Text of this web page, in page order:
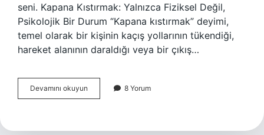
seni. Kapana Kıstırmak: Yalnızca Fiziksel Değil,
Psikolojik Bir Durum “Kapana kıstırmak” deyimi,
temel olarak bir kişinin kaçış yollarının tükendiği,
hareket alanının daraldığı veya bir çıkış…
Devamını okuyun
kıstırmak
?
8 Yorum